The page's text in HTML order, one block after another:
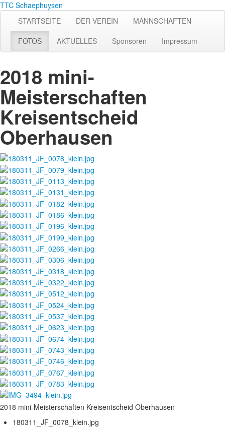
TTC Schaephuysen
STARTSEITE
DER VEREIN
MANNSCHAFTEN
FOTOS
AKTUELLES Sponsoren Impressum
2018 mini-
Meisterschaften
Kreisentscheid
Oberhausen
2018 mini-Meisterschaften Kreisentscheid Oberhausen
180311_JF_0078_klein.jpg